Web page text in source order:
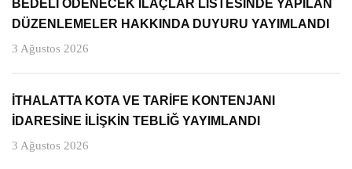
BEDELİ ÖDENECEK İLAÇLAR LİSTESİNDE YAPILAN
DÜZENLEMELER HAKKINDA DUYURU YAYIMLANDI
3 Ağustos 2026
İTHALATTA KOTA VE TARİFE KONTENJANI
İDARESİNE İLİŞKİN TEBLİĞ YAYIMLANDI
3 Ağustos 2026